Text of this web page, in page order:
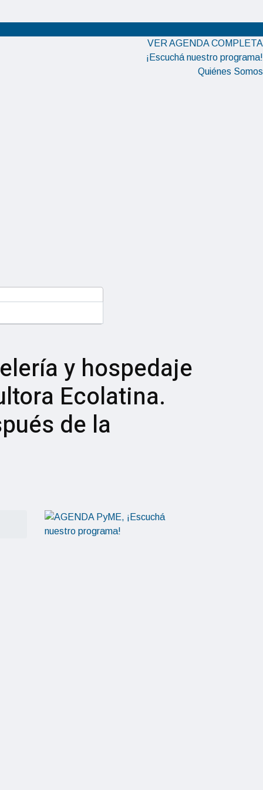
VER AGENDA COMPLETA
¡Escuchá nuestro programa!
Quiénes Somos
y hospedaje
Ecolatina.
de la